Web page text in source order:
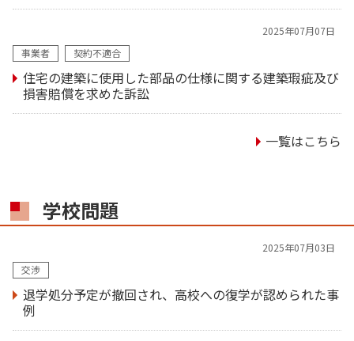
2025年07月07日
事業者
契約不適合
住宅の建築に使用した部品の仕様に関する建築瑕疵及び
損害賠償を求めた訴訟
一覧はこちら
学校問題
2025年07月03日
交渉
退学処分予定が撤回され、高校への復学が認められた事
例